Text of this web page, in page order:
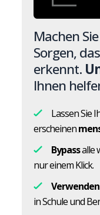
Machen
Sorgen,
erkennt.
Ihnen
Lassen Sie
erscheinen
Bypassalle
nur einem Klick.
in Schule und